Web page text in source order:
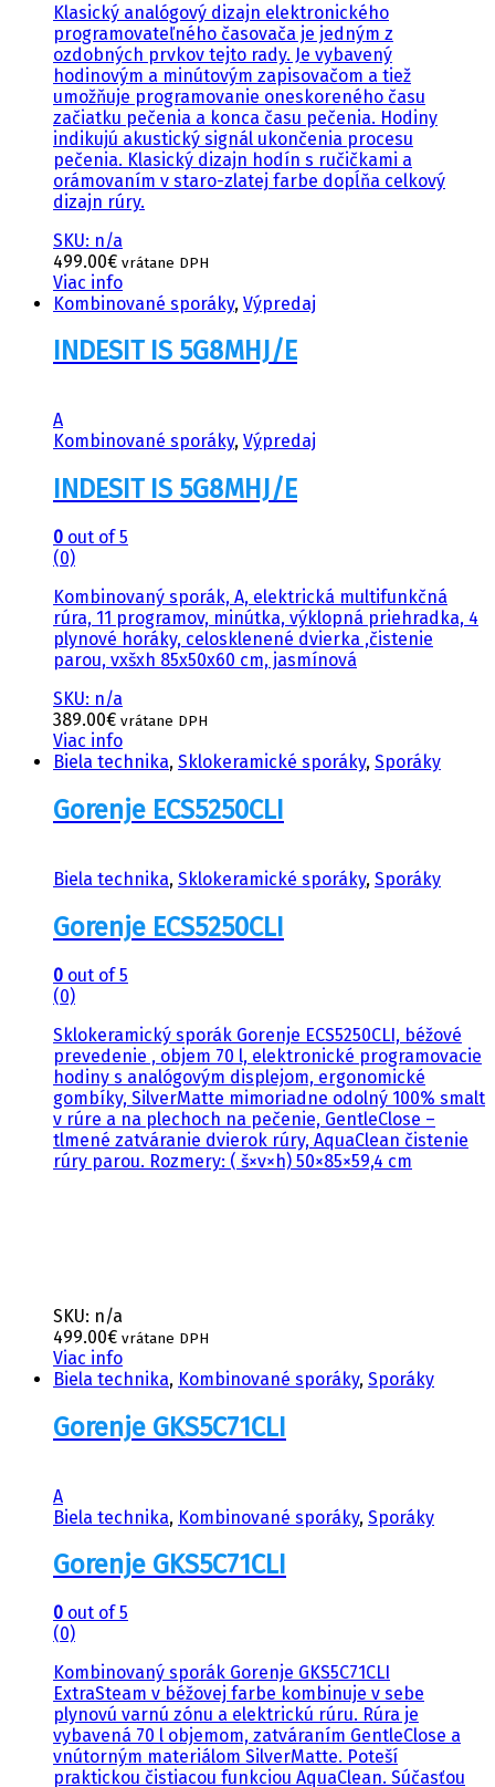
Klasický analógový dizajn elektronického
programovateľného časovača je jedným z
ozdobných prvkov tejto rady. Je vybavený
hodinovým a minútovým zapisovačom a tiež
umožňuje programovanie oneskoreného času
začiatku pečenia a konca času pečenia. Hodiny
indikujú akustický signál ukončenia procesu
pečenia. Klasický dizajn hodín s ručičkami a
orámovaním v staro-zlatej farbe dopĺňa celkový
dizajn rúry.
SKU: n/a
499.00€ vrátane DPH
Viac info
Kombinované sporáky, Výpredaj
INDESIT IS 5G8MHJ/E
A
Kombinované sporáky, Výpredaj
INDESIT IS 5G8MHJ/E
0 out of 5
(0)
Kombinovaný sporák, A, elektrická multifunkčná
rúra, 11 programov, minútka, výklopná priehradka, 4
plynové horáky, celosklenené dvierka ,čistenie
parou, vxšxh 85x50x60 cm, jasmínová
SKU: n/a
389.00€ vrátane DPH
Viac info
Biela technika, Sklokeramické sporáky, Sporáky
Gorenje ECS5250CLI
Biela technika, Sklokeramické sporáky, Sporáky
Gorenje ECS5250CLI
0 out of 5
(0)
Sklokeramický sporák Gorenje ECS5250CLI, béžové
prevedenie , objem 70 l, elektronické programovacie
hodiny s analógovým displejom, ergonomické
gombíky, SilverMatte mimoriadne odolný 100% smalt
v rúre a na plechoch na pečenie, GentleClose –
tlmené zatváranie dvierok rúry, AquaClean čistenie
rúry parou. Rozmery: ( š×v×h) 50×85×59,4 cm
SKU: n/a
499.00€ vrátane DPH
Viac info
Biela technika, Kombinované sporáky, Sporáky
Gorenje GKS5C71CLI
A
Biela technika, Kombinované sporáky, Sporáky
Gorenje GKS5C71CLI
0 out of 5
(0)
Kombinovaný sporák Gorenje GKS5C71CLI
ExtraSteam v béžovej farbe kombinuje v sebe
plynovú varnú zónu a elektrickú rúru. Rúra je
vybavená 70 l objemom, zatváraním GentleClose a
vnútorným materiálom SilverMatte. Poteší
praktickou čistiacou funkciou AquaClean. Súčasťou